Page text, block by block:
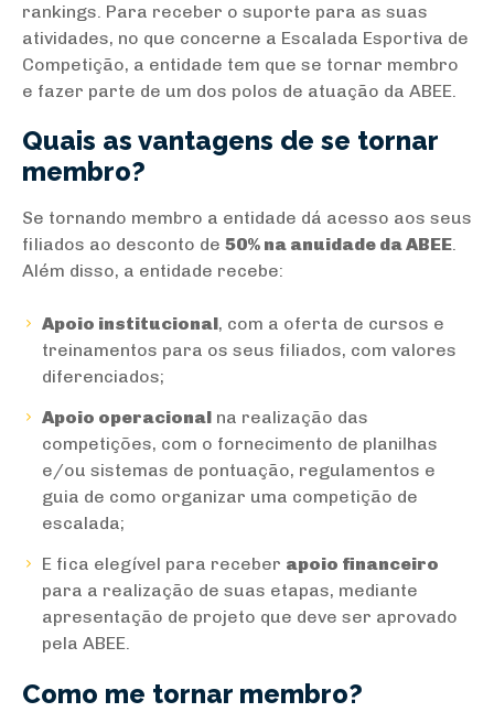
rankings. Para receber o suporte para as suas
atividades, no que concerne a Escalada Esportiva de
Competição, a entidade tem que se tornar membro
e fazer parte de um dos polos de atuação da ABEE.
Quais as vantagens de se tornar
membro?
Se tornando membro a entidade dá acesso aos seus
filiados ao desconto de 50% na anuidade da ABEE.
Além disso, a entidade recebe:
Apoio institucional, com a oferta de cursos e
treinamentos para os seus filiados, com valores
diferenciados;
Apoio operacional na realização das
competições, com o fornecimento de planilhas
e/ou sistemas de pontuação, regulamentos e
guia de como organizar uma competição de
escalada;
E fica elegível para receber apoio financeiro
para a realização de suas etapas, mediante
apresentação de projeto que deve ser aprovado
pela ABEE.
Como me tornar membro?